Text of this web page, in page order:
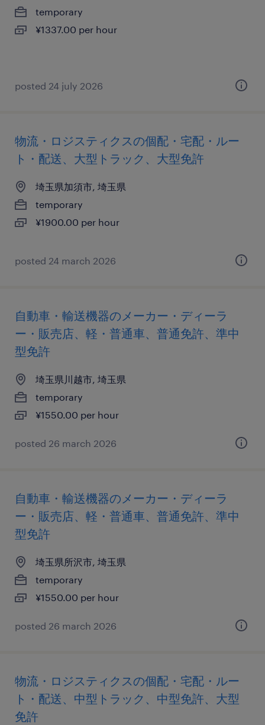
temporary
¥1337.00 per hour
posted 24 july 2026
物流・ロジスティクスの個配・宅配・ルー
ト・配送、大型トラック、大型免許
埼玉県加須市, 埼玉県
temporary
¥1900.00 per hour
posted 24 march 2026
自動車・輸送機器のメーカー・ディーラ
ー・販売店、軽・普通車、普通免許、準中
型免許
埼玉県川越市, 埼玉県
temporary
¥1550.00 per hour
posted 26 march 2026
自動車・輸送機器のメーカー・ディーラ
ー・販売店、軽・普通車、普通免許、準中
型免許
埼玉県所沢市, 埼玉県
temporary
¥1550.00 per hour
posted 26 march 2026
物流・ロジスティクスの個配・宅配・ルー
ト・配送、中型トラック、中型免許、大型
免許